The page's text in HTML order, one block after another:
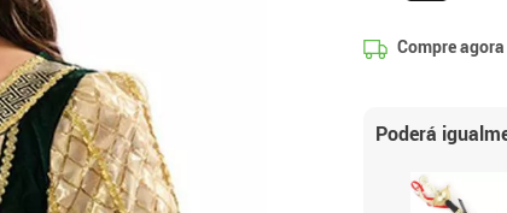
Compre agora
Poderá